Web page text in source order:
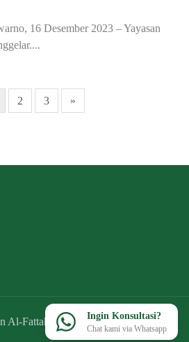
16 Desember 2023 – Yayasan
2 3 »
Al-Fattah - All rights reserved.
Ingin Konsultasi?
Chat kami via Whatsapp